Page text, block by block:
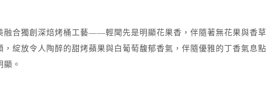
融合獨創深焙烤桶工藝——輕聞先是明顯花果香，伴隨著無花果與香草
，綻放令人陶醉的甜烤蘋果與白葡萄馥郁香氣，伴隨優雅的丁香氣息點
。